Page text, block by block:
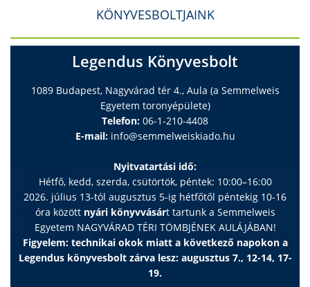
KÖNYVESBOLTJAINK
Legendus Könyvesbolt
1089 Budapest, Nagyvárad tér 4., Aula (a Semmelweis
Egyetem toronyépülete)
Telefon: 06-1-210-4408
E-mail: info@semmelweiskiado.hu
Nyitvatartási idő:
Hétfő, kedd, szerda, csütörtök, péntek: 10:00–16:00
2026. július 13-tól augusztus 5-ig hétfőtől péntekig 10-16
óra között nyári könyvvásárt tartunk a Semmelweis
Egyetem NAGYVÁRAD TÉRI TÖMBJÉNEK AULÁJÁBAN!
Figyelem: technikai okok miatt a következő napokon a
Legendus könyvesbolt zárva lesz: augusztus 7., 12-14, 17-
19.